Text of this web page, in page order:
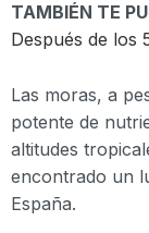
TAMBIÉN TE
Después de los
Las moras, a
potente de
altitudes
encontrado un
España.